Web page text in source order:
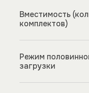
Вместимость
комплектов)
Режим
загрузки